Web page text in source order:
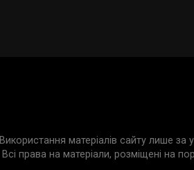
Використання матеріалів сайту лише
Всі права на матеріали, розміщені на